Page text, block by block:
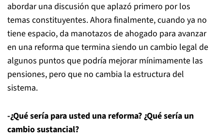
abordar una discusión que aplazó primero por los
temas constituyentes. Ahora finalmente, cuando ya no
tiene espacio, da manotazos de ahogado para avanzar
en una reforma que termina siendo un cambio legal de
algunos puntos que podría mejorar mínimamente las
pensiones, pero que no cambia la estructura del
sistema.
-¿Qué sería para usted una reforma? ¿Qué sería un
cambio sustancial?